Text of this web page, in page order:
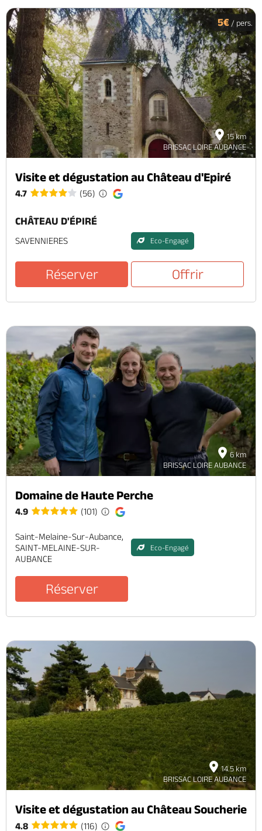
15 km
BRISSAC LOIRE AUBANCE
5€ / pers.
Visite et dégustation au Château d'Epiré
4.7 (56)
CHÂTEAU D'ÉPIRÉ
SAVENNIERES Eco-Engagé
Réserver Offrir
6 km
BRISSAC LOIRE AUBANCE
Domaine de Haute Perche
4.9 (101)
Saint-Melaine-Sur-Aubance,
SAINT-MELAINE-SUR-
AUBANCE
Eco-Engagé
Réserver
14.5 km
BRISSAC LOIRE AUBANCE
Visite et dégustation au Château Soucherie
4.8 (116)